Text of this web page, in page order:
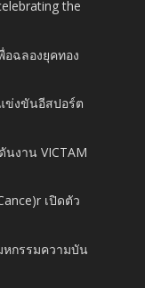
the
อฉลองยุคทอง
แข่งขันอีสปอร์ต
นงาน VICTAM
เปิดตัว
หกรรมความบัน